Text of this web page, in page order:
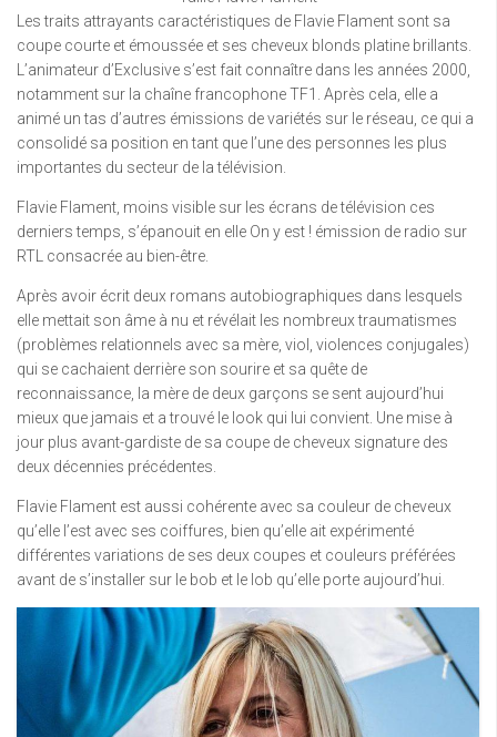
Les traits attrayants caractéristiques de Flavie Flament sont sa
coupe courte et émoussée et ses cheveux blonds platine brillants.
L’animateur d’Exclusive s’est fait connaître dans les années 2000,
notamment sur la chaîne francophone TF1. Après cela, elle a
animé un tas d’autres émissions de variétés sur le réseau, ce qui a
consolidé sa position en tant que l’une des personnes les plus
importantes du secteur de la télévision.
Flavie Flament, moins visible sur les écrans de télévision ces
derniers temps, s’épanouit en elle On y est ! émission de radio sur
RTL consacrée au bien-être.
Après avoir écrit deux romans autobiographiques dans lesquels
elle mettait son âme à nu et révélait les nombreux traumatismes
(problèmes relationnels avec sa mère, viol, violences conjugales)
qui se cachaient derrière son sourire et sa quête de
reconnaissance, la mère de deux garçons se sent aujourd’hui
mieux que jamais et a trouvé le look qui lui convient. Une mise à
jour plus avant-gardiste de sa coupe de cheveux signature des
deux décennies précédentes.
Flavie Flament est aussi cohérente avec sa couleur de cheveux
qu’elle l’est avec ses coiffures, bien qu’elle ait expérimenté
différentes variations de ses deux coupes et couleurs préférées
avant de s’installer sur le bob et le lob qu’elle porte aujourd’hui.